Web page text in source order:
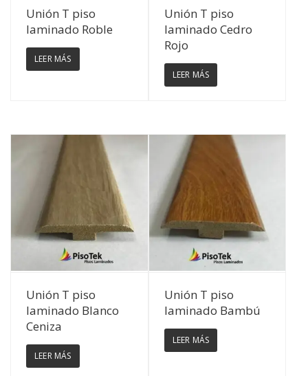
Ver Detalles
Unión T piso
laminado Roble
LEER MÁS
Ver Detalles
Unión T piso
laminado Cedro
Rojo
LEER MÁS
Ver Detalles
Unión T piso
laminado Blanco
Ceniza
LEER MÁS
Ver Detalles
Unión T piso
laminado Bambú
LEER MÁS